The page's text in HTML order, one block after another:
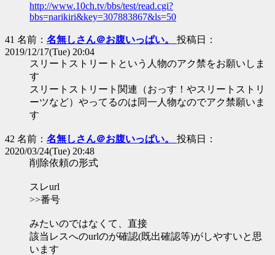
http://www.10ch.tv/bbs/test/read.cgi?
bbs=narikiri&key=307883867&ls=50
41 名前： 名無しさん＠お腹いっぱい。 投稿日：
2019/12/17(Tue) 20:04
スリートストリートという人物のアク禁をお願いしま
す
スリートストリート関連（おっす！やスリートストリ
ーツなど）やってるのは同一人物なのでアク禁願いま
す
42 名前： 名無しさん＠お腹いっぱい。 投稿日：
2020/03/24(Tue) 20:48
削除依頼の形式
スレurl
>>番号
みたいのではなくて、直接
該当レスへのurlのが確認(既出確認等)がしやすいと思
います